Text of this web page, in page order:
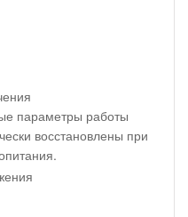
параметры работы
восстановлены при